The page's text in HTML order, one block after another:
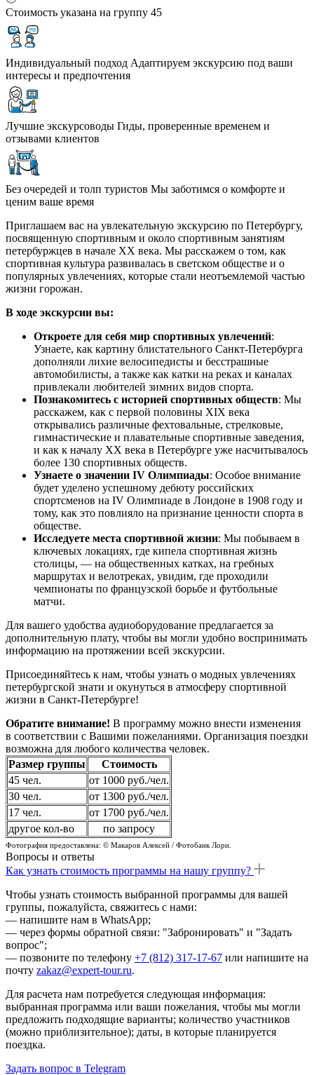
Стоимость указана на группу 45
Индивидуальный подход Адаптируем экскурсию под ваши
интересы и предпочтения
Лучшие экскурсоводы Гиды, проверенные временем и
отзывами клиентов
Без очередей и толп туристов Мы заботимся о комфорте и
ценим ваше время
Приглашаем вас на увлекательную экскурсию по Петербургу,
посвященную спортивным и около спортивным занятиям
петербуржцев в начале XX века. Мы расскажем о том, как
спортивная культура развивалась в светском обществе и о
популярных увлечениях, которые стали неотъемлемой частью
жизни горожан.
В ходе экскурсии вы:
Откроете для себя мир спортивных увлечений:
Узнаете, как картину блистательного Санкт-Петербурга
дополняли лихие велосипедисты и бесстрашные
автомобилисты, а также как катки на реках и каналах
привлекали любителей зимних видов спорта.
Познакомитесь с историей спортивных обществ: Мы
расскажем, как с первой половины XIX века
открывались различные фехтовальные, стрелковые,
гимнастические и плавательные спортивные заведения,
и как к началу XX века в Петербурге уже насчитывалось
более 130 спортивных обществ.
Узнаете о значении IV Олимпиады: Особое внимание
будет уделено успешному дебюту российских
спортсменов на IV Олимпиаде в Лондоне в 1908 году и
тому, как это повлияло на признание ценности спорта в
обществе.
Исследуете места спортивной жизни: Мы побываем в
ключевых локациях, где кипела спортивная жизнь
столицы, — на общественных катках, на гребных
маршрутах и велотреках, увидим, где проходили
чемпионаты по французской борьбе и футбольные
матчи.
Для вашего удобства аудиоборудование предлагается за
дополнительную плату, чтобы вы могли удобно воспринимать
информацию на протяжении всей экскурсии.
Присоединяйтесь к нам, чтобы узнать о модных увлечениях
петербургской знати и окунуться в атмосферу спортивной
жизни в Санкт-Петербурге!
Обратите внимание! В программу можно внести изменения
в соответствии с Вашими пожеланиями. Организация поездки
возможна для любого количества человек.
Размер группы
Стоимость
45 чел.
от 1000 руб./чел.
30 чел.
от 1300 руб./чел.
17 чел.
от 1700 руб./чел.
другое кол-во
по запросу
Фотография предоставлена: © Макаров Алексей / Фотобанк Лори.
Вопросы и ответы
Как узнать стоимость программы на нашу группу?
Чтобы узнать стоимость выбранной программы для вашей
группы, пожалуйста, свяжитесь с нами:
— напишите нам в WhatsApp;
— через формы обратной связи: "Забронировать" и "Задать
вопрос";
— позвоните по телефону +7 (812) 317-17-67 или напишите на
почту zakaz@expert-tour.ru.
Для расчета нам потребуется следующая информация:
выбранная программа или ваши пожелания, чтобы мы могли
предложить подходящие варианты; количество участников
(можно приблизительное); даты, в которые планируется
поездка.
Задать вопрос в Telegram